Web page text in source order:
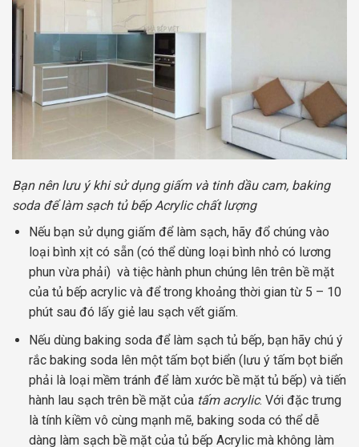
Bạn nên lưu ý khi sử dụng giấm và tinh dầu cam, baking
soda để làm sạch tủ bếp Acrylic chất lượng
Nếu bạn sử dụng giấm để làm sạch, hãy đổ chúng vào
loại bình xịt có sẵn (có thể dùng loại bình nhỏ có lương
phun vừa phải) và tiệc hành phun chúng lên trên bề mặt
của tủ bếp acrylic và để trong khoảng thời gian từ 5 – 10
phút sau đó lấy giẻ lau sạch vết giấm.
Nếu dùng baking soda để làm sạch tủ bếp, bạn hãy chú ý
rắc baking soda lên một tấm bọt biển (lưu ý tấm bọt biển
phải là loại mềm tránh để làm xước bề mặt tủ bếp) và tiến
hành lau sạch trên bề mặt củatấm acrylic. Với đặc trưng
là tính kiềm vô cùng mạnh mẽ, baking soda có thể dễ
dàng làm sạch bề mặt của tủ bếp Acrylic mà không làm